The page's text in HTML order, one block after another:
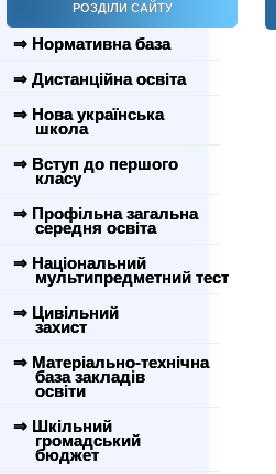
РОЗДІЛИ САЙТУ
⇒ Нормативна база
⇒ Дистанційна освіта
⇒ Нова українська
школа
⇒ Вступ до першого
класу
⇒ Профільна загальна
середня освіта
⇒ Національний
мультипредметний тест
⇒ Цивільний
захист
⇒ Матеріально-технічна
база закладів
освіти
⇒ Шкільний
громадський
бюджет